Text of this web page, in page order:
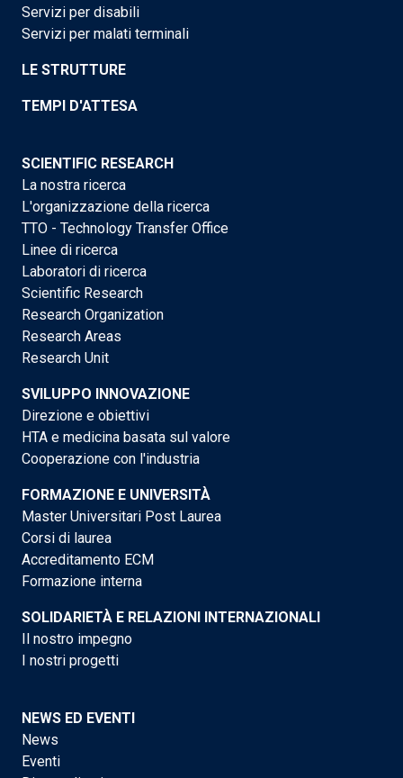
Servizi per disabili
Servizi per malati terminali
LE STRUTTURE
TEMPI D'ATTESA
SCIENTIFIC RESEARCH
La nostra ricerca
L'organizzazione della ricerca
TTO - Technology Transfer Office
Linee di ricerca
Laboratori di ricerca
Scientific Research
Research Organization
Research Areas
Research Unit
SVILUPPO INNOVAZIONE
Direzione e obiettivi
HTA e medicina basata sul valore
Cooperazione con l'industria
FORMAZIONE E UNIVERSITÀ
Master Universitari Post Laurea
Corsi di laurea
Accreditamento ECM
Formazione interna
SOLIDARIETÀ E RELAZIONI INTERNAZIONALI
Il nostro impegno
I nostri progetti
NEWS ED EVENTI
News
Eventi